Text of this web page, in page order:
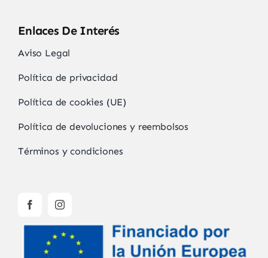
Enlaces De Interés
Aviso Legal
Política de privacidad
Política de cookies (UE)
Política de devoluciones y reembolsos
Términos y condiciones